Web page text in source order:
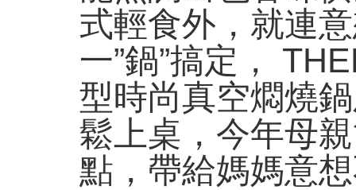
式輕食外，就連
一”鍋”搞定，
型時尚真空燜燒
鬆上桌，今年母
點，帶給媽媽意